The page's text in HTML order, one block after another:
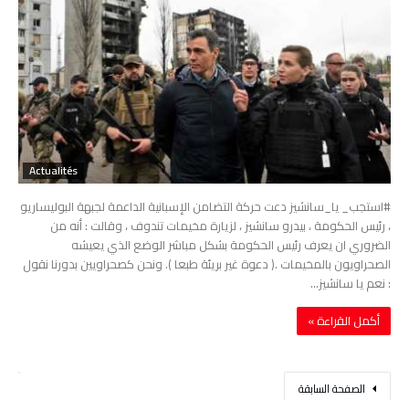
Actualités
#استجب_ يا_سانشيز دعت حركة التضامن الإسبانية الداعمة لجبهة البوليساريو
، رئيس الحكومة ، بيدرو سانشيز ، لزيارة مخيمات تندوف ، وقالت : أنه من
الضروري ان يعرف رئيس الحكومة بشكل مباشر الوضع الذي يعيشه
الصحراويون بالمخيمات .( دعوة غير بريئة طبعا ). ونحن كصحراويين بدورنا نقول
: نعم يا سانشيز…
‫أكمل القراءة »‬
‫الصفحة السابقة‬